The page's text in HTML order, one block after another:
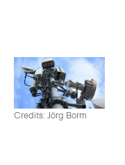
Credits: Jörg Borm